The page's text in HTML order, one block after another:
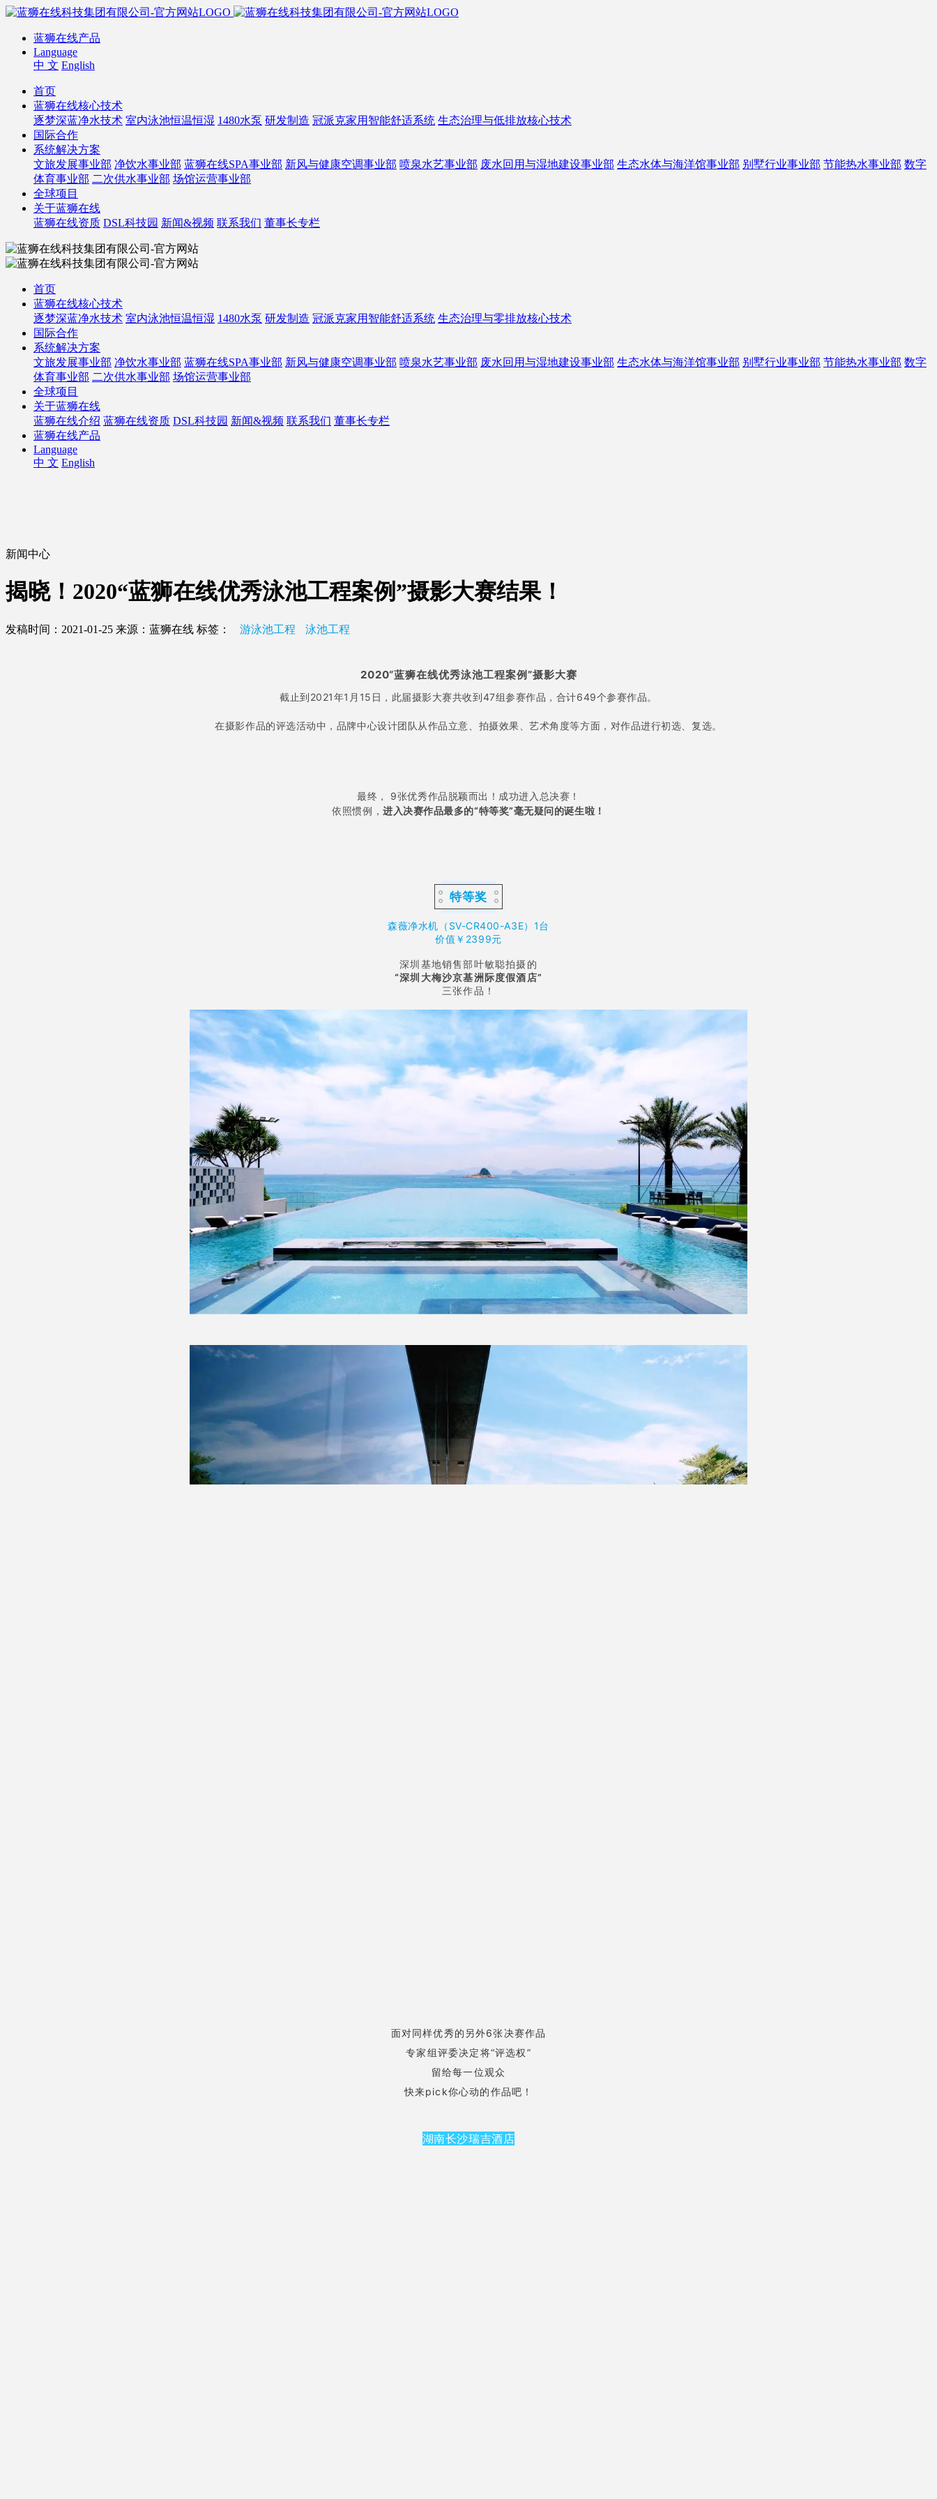
蓝狮在线产品
Language
中 文 English
首页
蓝狮在线核心技术
逐梦深蓝净水技术 室内泳池恒温恒湿 1480水泵 研发制造 冠派克家用智能舒适系统 生态治理与低排放核心技术
国际合作
系统解决方案
文旅发展事业部 净饮水事业部 蓝狮在线SPA事业部 新风与健康空调事业部 喷泉水艺事业部 废水回用与湿地建设事业部 生态水体与海洋馆事业部 别墅行业事业部 节能热水事业部 数字
体育事业部 二次供水事业部 场馆运营事业部
全球项目
关于蓝狮在线
蓝狮在线资质 DSL科技园 新闻&视频 联系我们 董事长专栏
首页
蓝狮在线核心技术
逐梦深蓝净水技术 室内泳池恒温恒湿 1480水泵 研发制造 冠派克家用智能舒适系统 生态治理与零排放核心技术
国际合作
系统解决方案
文旅发展事业部 净饮水事业部 蓝狮在线SPA事业部 新风与健康空调事业部 喷泉水艺事业部 废水回用与湿地建设事业部 生态水体与海洋馆事业部 别墅行业事业部 节能热水事业部 数字
体育事业部 二次供水事业部 场馆运营事业部
全球项目
关于蓝狮在线
蓝狮在线介绍 蓝狮在线资质 DSL科技园 新闻&视频 联系我们 董事长专栏
蓝狮在线产品
Language
中 文 English
新闻中心
揭晓！2020“蓝狮在线优秀泳池工程案例”摄影大赛结果！
发稿时间：2021-01-25 来源：蓝狮在线 标签： 游泳池工程 泳池工程
2020“蓝狮在线优秀泳池工程案例”摄影大赛
截止到2021年1月15日，此届摄影大赛共收到47组参赛作品，合计649个参赛作品。
在摄影作品的评选活动中，品牌中心设计团队从作品立意、拍摄效果、艺术角度等方面，对作品进行初选、复选。
最终， 9张优秀作品脱颖而出！成功进入总决赛！
依照惯例，进入决赛作品最多的“特等奖”毫无疑问的诞生啦！
特等奖
森薇净水机（SV-CR400-A3E）1台
价值￥2399元
深圳基地销售部叶敏聪拍摄的
“深圳大梅沙京基洲际度假酒店”
三张作品！
面对同样优秀的另外6张决赛作品
专家组评委决定将“评选权”
留给每一位观众
快来pick你心动的作品吧！
湖南长沙瑞吉酒店